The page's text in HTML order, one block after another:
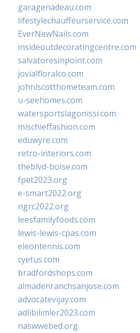
garagenadeau.com
lifestylechauffeurservice.com
EverNewNails.com
insideoutdecoratingcentre.com
salvatoresinpoint.com
jovialfloralco.com
johnlscotthometeam.com
u-seehomes.com
watersportslagonissi.com
mischieffashion.com
eduwyre.com
retro-interiors.com
theblvd-boise.com
fpet2023.org
e-smart2022.org
ngrc2022.org
leesfamilyfoods.com
lewis-lewis-cpas.com
eleontennis.com
cyetus.com
bradfordshops.com
almadenranchsanjose.com
advocatevijay.com
adlibilimler2023.com
naswwebed.org